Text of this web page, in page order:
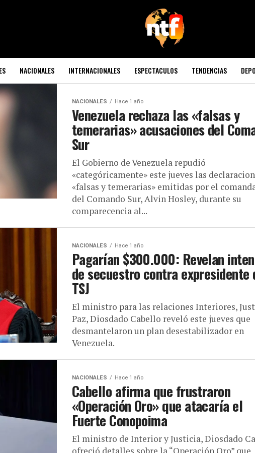
NACIONALES INTERNACIONALES ESPECTACULOS TENDENCIAS
NACIONALES Hace 1 año
Venezuela rechaza las «falsas y
temerarias» acusaciones del
Sur
El Gobierno de Venezuela repudió
«categóricamente» este jueves las
«falsas y temerarias» emitidas por el
del Comando Sur, Alvin Hosley, durante su
comparecencia al...
NACIONALES Hace 1 año
Pagarían $300.000: Revelan
de secuestro contra expresidente
TSJ
El ministro para las relaciones Interiores,
Paz, Diosdado Cabello reveló este jueves que
desmantelaron un plan desestabilizador en
Venezuela.
NACIONALES Hace 1 año
Cabello afirma que frustraron
«Operación Oro» que atacaría el
Fuerte Conopoima
El ministro de Interior y Justicia, Diosdado